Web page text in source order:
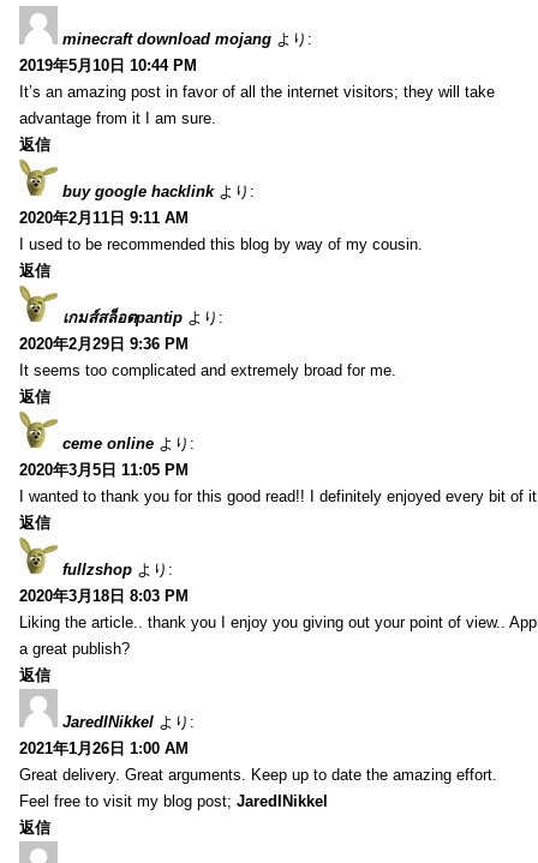
minecraft download mojang より:
2019年5月10日 10:44 PM
It’s an amazing post in favor of all the internet visitors; they will take
advantage from it I am sure.
返信
buy google hacklink より:
2020年2月11日 9:11 AM
I used to be recommended this blog by way of my cousin.
返信
เกมส์สล็อตpantip より:
2020年2月29日 9:36 PM
It seems too complicated and extremely broad for me.
返信
ceme online より:
2020年3月5日 11:05 PM
I wanted to thank you for this good read!! I definitely enjoyed every bit of
返信
fullzshop より:
2020年3月18日 8:03 PM
Liking the article.. thank you I enjoy you giving out your point of view..
a great publish?
返信
JaredINikkel より:
2021年1月26日 1:00 AM
Great delivery. Great arguments. Keep up to date the amazing effort.
Feel free to visit my blog post; JaredINikkel
返信